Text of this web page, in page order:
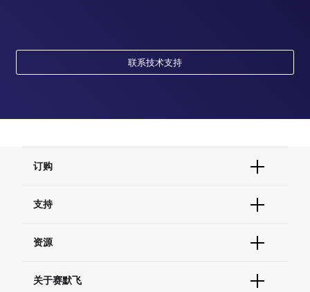
联系技术支持
订购
订单支持
现货供应中心
支持
联系我们 - 400 820 8982
查找文件&证书
资源
促销关于赛默飞